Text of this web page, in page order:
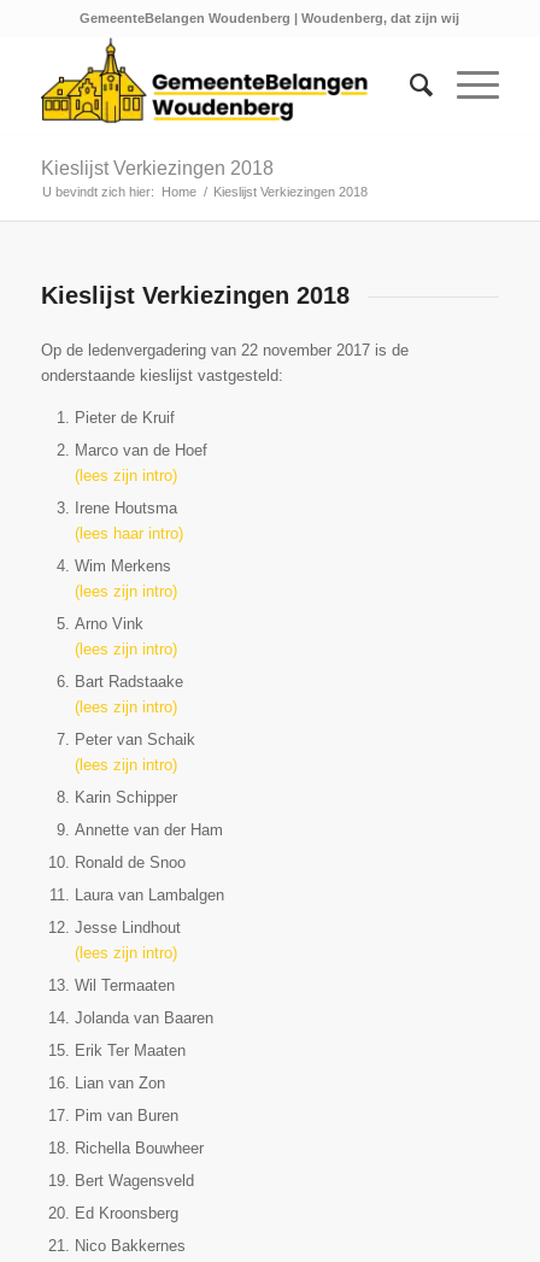
GemeenteBelangen Woudenberg | Woudenberg, dat zijn wij
Kieslijst Verkiezingen 2018
U bevindt zich hier: Home / Kieslijst Verkiezingen 2018
Kieslijst Verkiezingen 2018
Op de ledenvergadering van 22 november 2017 is de
onderstaande kieslijst vastgesteld:
Pieter de Kruif
Marco van de Hoef
(lees zijn intro)
Irene Houtsma
(lees haar intro)
Wim Merkens
(lees zijn intro)
Arno Vink
(lees zijn intro)
Bart Radstaake
(lees zijn intro)
Peter van Schaik
(lees zijn intro)
Karin Schipper
Annette van der Ham
Ronald de Snoo
Laura van Lambalgen
Jesse Lindhout
(lees zijn intro)
Wil Termaaten
Jolanda van Baaren
Erik Ter Maaten
Lian van Zon
Pim van Buren
Richella Bouwheer
Bert Wagensveld
Ed Kroonsberg
Nico Bakkernes